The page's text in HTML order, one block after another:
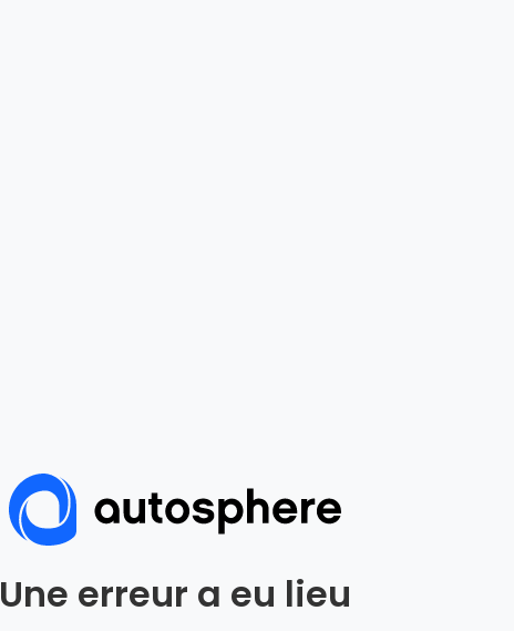
Une erreur a eu lieu